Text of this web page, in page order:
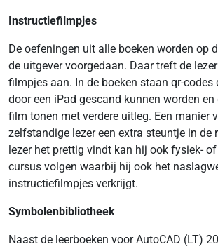
Instructiefilmpjes
De oefeningen uit alle boeken worden op
de uitgever voorgedaan. Daar treft de
filmpjes aan. In de boeken staan qr-codes
door een iPad gescand kunnen worden en
film tonen met verdere uitleg. Een manier
zelfstandige lezer een extra steuntje in de
lezer het prettig vindt kan hij ook fysiek-
cursus volgen waarbij hij ook het
instructiefilmpjes verkrijgt.
Symbolenbibliotheek
Naast de leerboeken voor AutoCAD (LT)